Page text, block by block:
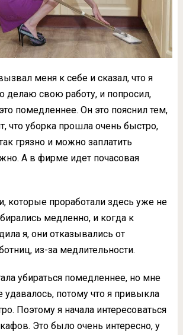
меня к себе и сказал, что я
делаю свою работу, и попросил,
помедленнее. Он это пояснил тем,
что уборка прошла очень быстро,
грязно и можно заплатить
А в фирме идет почасовая
которые проработали здесь уже не
медленно, и когда к
я, они отказывались от
из-за медлительности.
убираться помедленнее, но мне
удавалось, потому что я привыкла
Поэтому я начала интересоваться
Это было очень интересно, у